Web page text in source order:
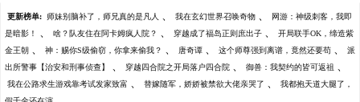
更新榜单: 师妹别脑补了，师兄真的是凡人 、 我在玄幻世界召唤奇物 、 网游：神级刺客，我即
是暗影！ 、 啥？队友住在阿卡姆疯人院？ 、 穿越成了福岛正则庶出子 、 开局联手OK，缔造紫
金王朝 、 神：赐你S级偷窃，你拿来偷我？ 、 唐奇谭 、 这个师尊强到离谱，竟然还要苟 、 派
出所警事【治安和刑事侦查】 、 穿越四合院之开局落户四合院 、 御兽：我契约的皆可返祖 、
我在公路求生游戏靠考试发家致富 、 替嫁随军，娇娇被禁欲大佬亲哭了 、 我都抱天道大腿了，